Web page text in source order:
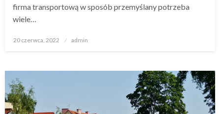
firma transportową w sposób przemyślany potrzeba
wiele…
Opublikowane
20 czerwca, 2022 admin